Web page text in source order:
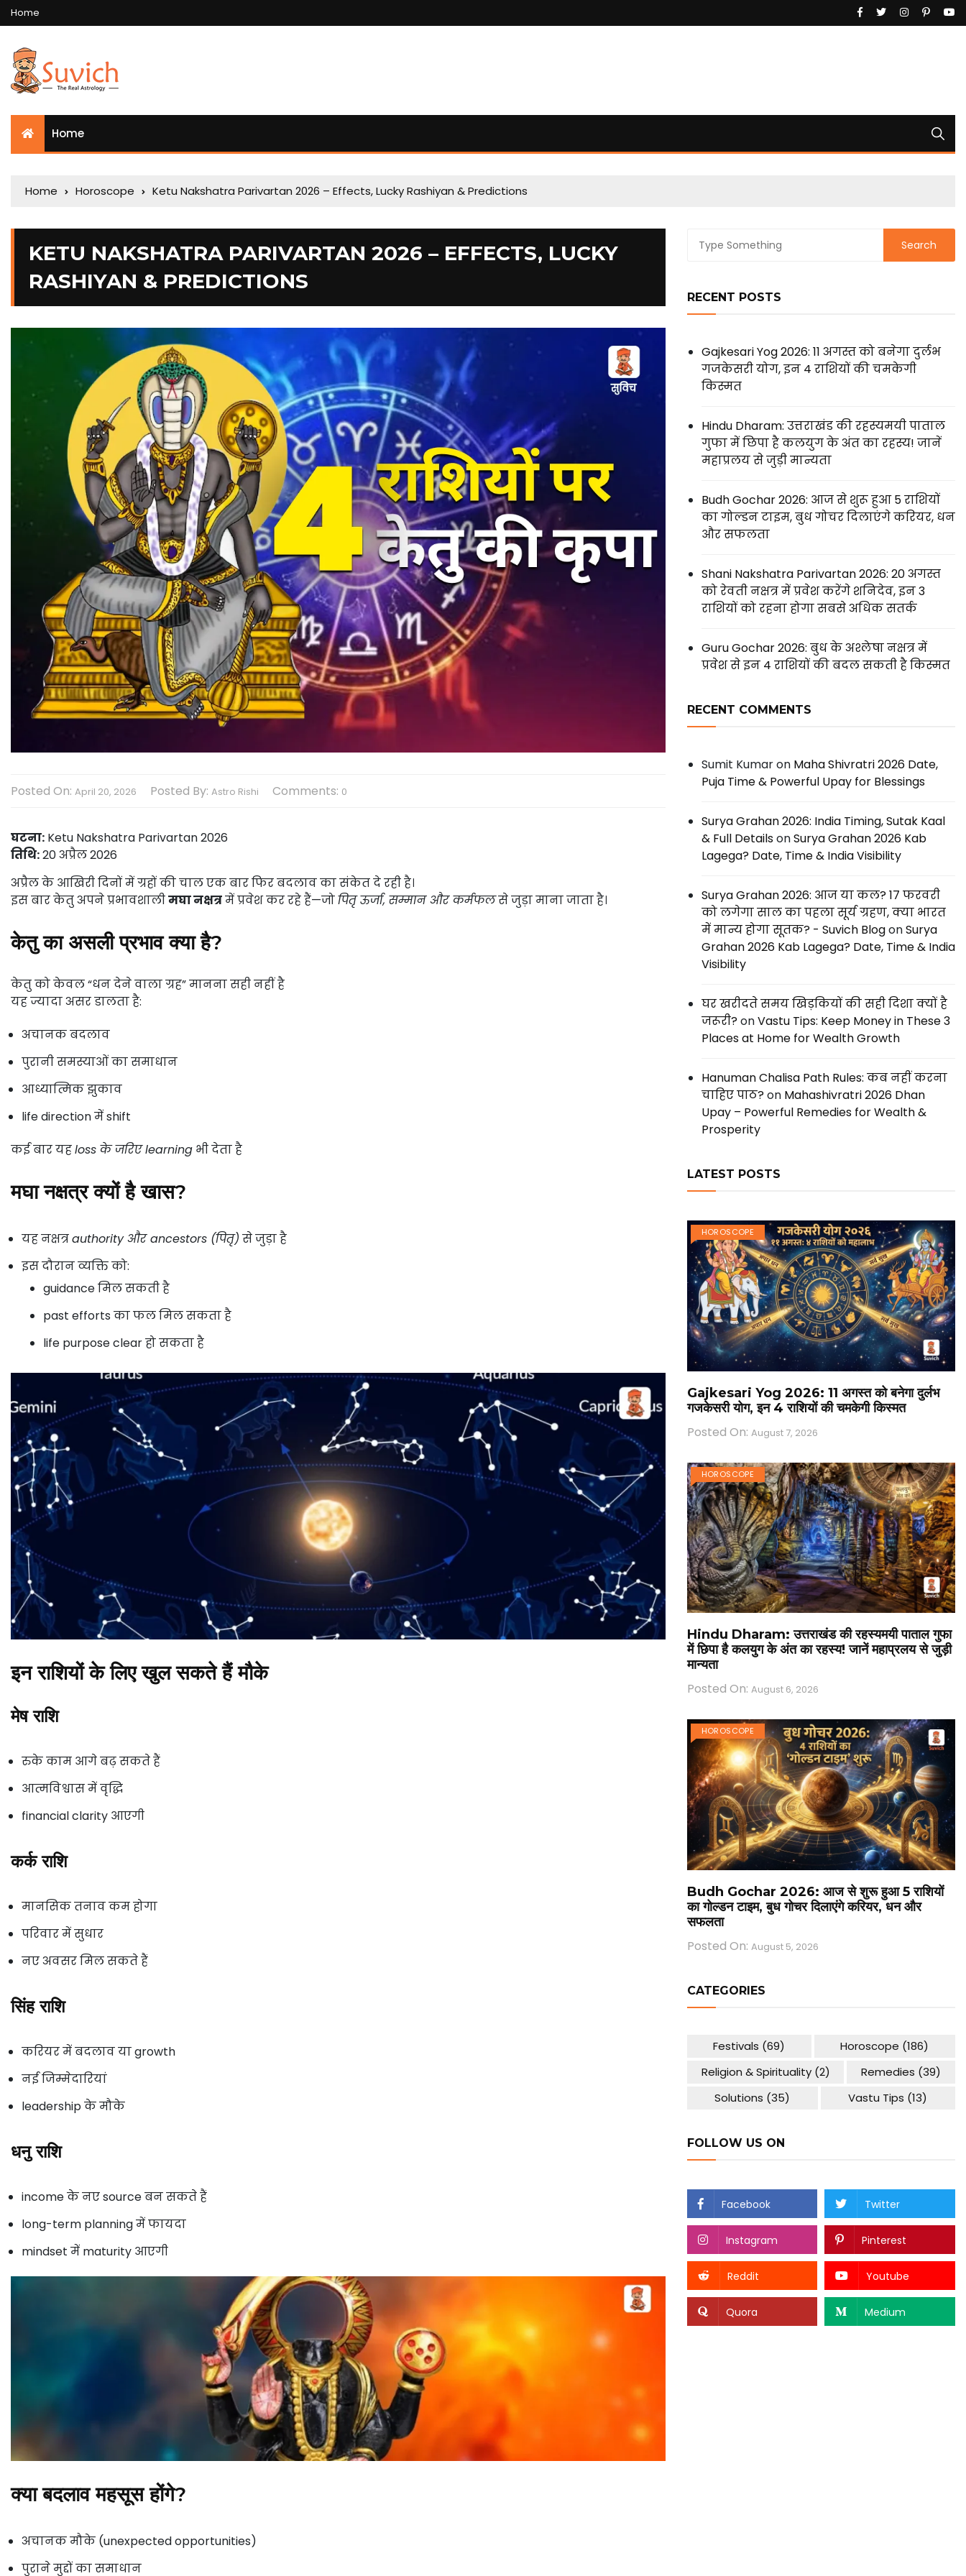
Home
Home
Home Horoscope Ketu Nakshatra Parivartan 2026 – Effects, Lucky Rashiyan & Predictions
KETU NAKSHATRA PARIVARTAN 2026 – EFFECTS, LUCKY
RASHIYAN & PREDICTIONS
Posted On: April 20, 2026 Posted By: Astro Rishi Comments: 0
घटना: Ketu Nakshatra Parivartan 2026
तिथि:20 अप्रैल 2026
अप्रैल के आखिरी दिनों में ग्रहों की चाल एक बार फिर बदलाव का संकेत दे रही है।
इस बार केतु अपने प्रभावशालीमघा नक्षत्रमें प्रवेश कर रहे हैं—जोपितृ ऊर्जा, सम्मान और कर्मफलसे जुड़ा माना जाता है।
केतु का असली प्रभाव क्या है?
केतु को केवल “धन देने वाला ग्रह” मानना सही नहीं है
यह ज्यादा असर डालता है:
अचानक बदलाव
पुरानी समस्याओं का समाधान
आध्यात्मिक झुकाव
life direction में shift
कई बार यहloss के जरिए learning भी देता है
मघा नक्षत्र क्यों है खास?
यह नक्षत्रauthority और ancestors (पितृ) से जुड़ा है
इस दौरान व्यक्ति को:
guidance मिल सकती है
past efforts का फल मिल सकता है
life purpose clear हो सकता है
इन राशियों के लिए खुल सकते हैं मौके
मेष राशि
रुके काम आगे बढ़ सकते हैं
आत्मविश्वास में वृद्धि
financial clarity आएगी
कर्क राशि
मानसिक तनाव कम होगा
परिवार में सुधार
नए अवसर मिल सकते हैं
सिंह राशि
करियर में बदलाव या growth
नई जिम्मेदारियां
leadership के मौके
धनु राशि
income के नए source बन सकते हैं
long-term planning में फायदा
mindset में maturity आएगी
क्या बदलाव महसूस होंगे?
अचानक मौके (unexpected opportunities)
पुराने मुद्दों का समाधान
RECENT POSTS
Gajkesari Yog 2026: 11 अगस्त को बनेगा दुर्लभ
गजकेसरी योग, इन 4 राशियों की चमकेगी
किस्मत
Hindu Dharam: उत्तराखंड की रहस्यमयी पाताल
गुफा में छिपा है कलयुग के अंत का रहस्य! जानें
महाप्रलय से जुड़ी मान्यता
Budh Gochar 2026: आज से शुरू हुआ 5 राशियों
का गोल्डन टाइम, बुध गोचर दिलाएंगे करियर, धन
और सफलता
Shani Nakshatra Parivartan 2026: 20 अगस्त
को रेवती नक्षत्र में प्रवेश करेंगे शनिदेव, इन 3
राशियों को रहना होगा सबसे अधिक सतर्क
Guru Gochar 2026: बुध के अश्लेषा नक्षत्र में
प्रवेश से इन 4 राशियों की बदल सकती है किस्मत
RECENT COMMENTS
Sumit Kumaron Maha Shivratri 2026 Date,
Puja Time & Powerful Upay for Blessings
Surya Grahan 2026: India Timing, Sutak Kaal
& Full DetailsonSurya Grahan 2026 Kab
Lagega? Date, Time & India Visibility
Surya Grahan 2026: आज या कल? 17 फरवरी
को लगेगा साल का पहला सूर्य ग्रहण, क्या भारत
में मान्य होगा सूतक? - Suvich BlogonSurya
Grahan 2026 Kab Lagega? Date, Time & India
Visibility
घर खरीदते समय खिड़कियों की सही दिशा क्यों है
जरूरी?onVastu Tips: Keep Money in These 3
Places at Home for Wealth Growth
Hanuman Chalisa Path Rules: कब नहीं करना
चाहिए पाठ?on Mahashivratri 2026 Dhan
Upay – Powerful Remedies for Wealth &
Prosperity
LATEST POSTS
HOROSCOPE
Gajkesari Yog 2026: 11 अगस्त को बनेगा दुर्लभ
गजकेसरी योग, इन 4 राशियों की चमकेगी किस्मत
Posted On: August 7, 2026
HOROSCOPE
Hindu Dharam: उत्तराखंड की रहस्यमयी पाताल गुफा
में छिपा है कलयुग के अंत का रहस्य! जानें महाप्रलय से जुड़ी
मान्यता
Posted On: August 6, 2026
HOROSCOPE
Budh Gochar 2026: आज से शुरू हुआ 5 राशियों
का गोल्डन टाइम, बुध गोचर दिलाएंगे करियर, धन और
सफलता
Posted On: August 5, 2026
CATEGORIES
Festivals (69) Horoscope (186)
Religion & Spirituality(2) Remedies (39)
Solutions (35) Vastu Tips (13)
FOLLOW US ON
Facebook Twitter
Instagram Pinterest
Reddit Youtube
Quora Medium